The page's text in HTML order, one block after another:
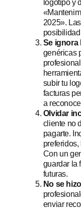
logotipo y
2025».
Se ignora
genéricas
subir tu
facturas
a
Olvidar
cliente no
pagarte.
Con un
guardar la
futuras.
No se
enviar